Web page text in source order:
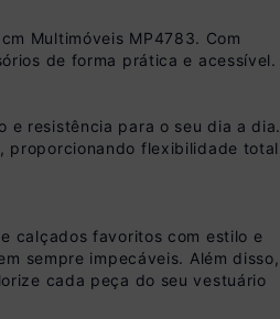
Multimóveis MP4783. Com
de forma prática e acessível.
e resistência para o seu dia a dia.
proporcionando flexibilidade total
calçados favoritos com estilo e
sempre impecáveis. Além disso,
cada peça do seu vestuário